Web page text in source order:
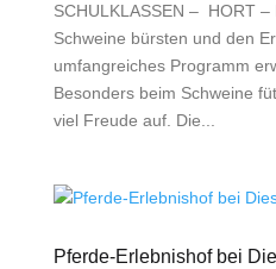
SCHULKLASSEN – HORT –
Schweine bürsten und den
umfangreiches Programm
Besonders beim Schweine
viel Freude auf. Die...
Pferde-Erlebnishof bei